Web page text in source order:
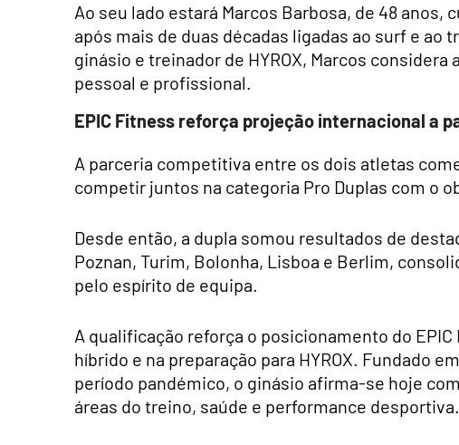
Ao seu lado estará Marcos Barbosa, de 48 anos,
após mais de duas décadas ligadas ao surf e
ginásio e treinador de HYROX, Marcos
pessoal e profissional.
EPIC Fitness reforça projeção internacional a
A parceria competitiva entre os dois atletas
competir juntos na categoria Pro Duplas com o
Desde então, a dupla somou resultados de
Poznan, Turim, Bolonha, Lisboa e Berlim,
pelo espírito de equipa.
A qualificação reforça o posicionamento do
híbrido e na preparação para HYROX. Fundado
período pandémico, o ginásio afirma-se hoje
áreas do treino, saúde e performance desportiva.